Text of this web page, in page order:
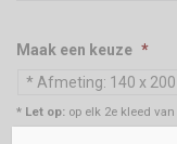
Maak een keuze *
* Let op: op elk 2e kleed